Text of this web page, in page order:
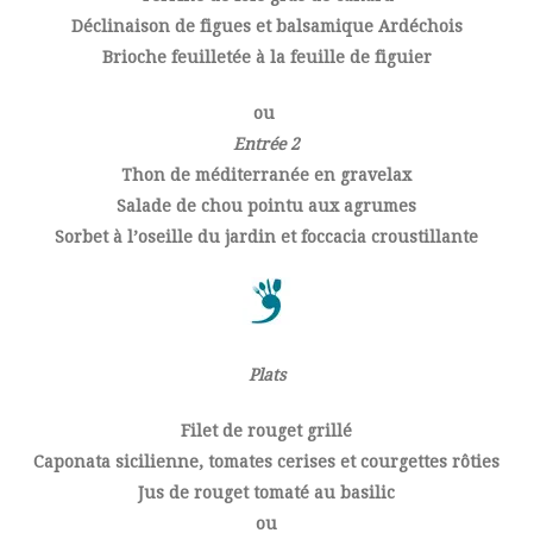
Déclinaison de figues et balsamique Ardéchois
Brioche feuilletée à la feuille de figuier
ou
Entrée 2
Thon de méditerranée en gravelax
Salade de chou pointu aux agrumes
Sorbet à l’oseille du jardin et foccacia croustillante
Plats
Filet de rouget grillé
Caponata sicilienne, tomates cerises et courgettes rôties
Jus de rouget tomaté au basilic
ou